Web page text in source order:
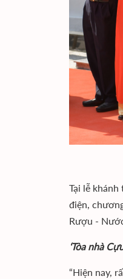
Tại lễ
điện,
Rượu -
‘Tòa nhà
“Hiện nay,